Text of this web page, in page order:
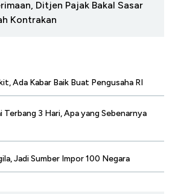
Ditjen Pajak Bakal Sasar
Kontrakan
Ada Kabar Baik Buat Pengusaha RI
Terbang 3 Hari, Apa yang Sebenarnya
Jadi Sumber Impor 100 Negara